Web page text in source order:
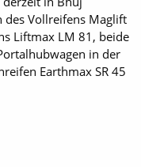
des Vollreifens Mag­lift
Liftmax LM 81, beide
in der
Earthmax SR 45